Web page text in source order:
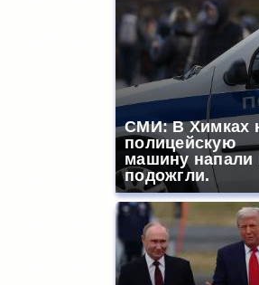
СМИ: В Химках
полицейскую
машину напали
подожгли.